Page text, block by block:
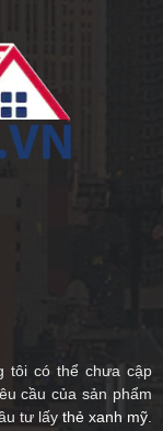
tôi có thể chưa cập
cầu của sản phẩm
tư lấy thẻ xanh mỹ.